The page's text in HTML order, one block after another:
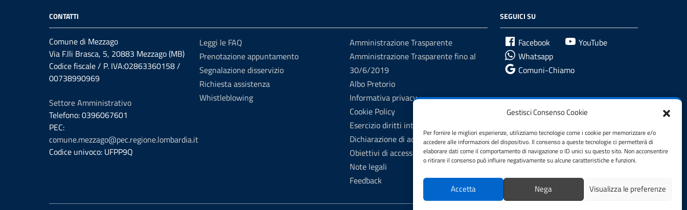
Gestisci Consenso Cookie
Per fornire le migliori esperienze, utilizziamo tecnologie come i cookie per memorizzare e/o
accedere alle informazioni del dispositivo. Il consenso a queste tecnologie ci permetterà di
elaborare dati come il comportamento di navigazione o ID unici su questo sito. Non acconsentire
o ritirare il consenso può influire negativamente su alcune caratteristiche e funzioni.
Accetta Nega Visualizza le preferenze
CONTATTI
Comune di Mezzago
Via F.lli Brasca, 5, 20883 Mezzago (MB)
Codice fiscale / P. IVA:02863360158 /
00738990969
Settore Amministrativo
Telefono: 0396067601
PEC:
comune.mezzago@pec.regione.lombardia.it
Codice univoco: UFPP9Q
Leggi le FAQ
Prenotazione appuntamento
Segnalazione disservizio
Richiesta assistenza
Whistleblowing
Amministrazione Trasparente
Amministrazione Trasparente fino al
30/6/2019
Albo Pretorio
Informativa privacy
Cookie Policy
Esercizio diritti interessati
Dichiarazione di accessibilità
Obiettivi di accessibilità
Note legali
Feedback
SEGUICI SU
Facebook
YouTube
Whatsapp
Comuni-Chiamo